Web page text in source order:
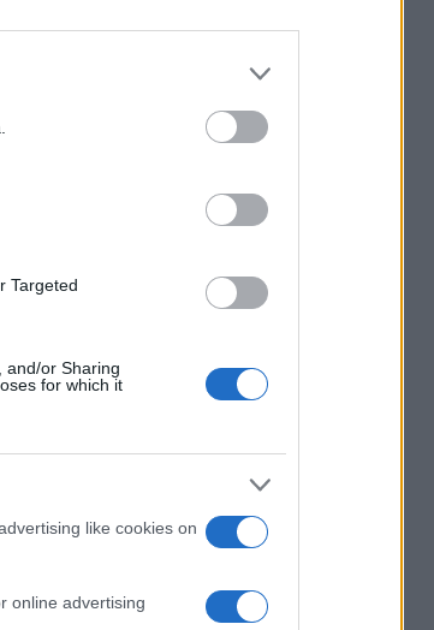
Targeted
and/or Sharing
for which it
like cookies on
online advertising
diverse
si
per
della
Museum
su 7000
costo di